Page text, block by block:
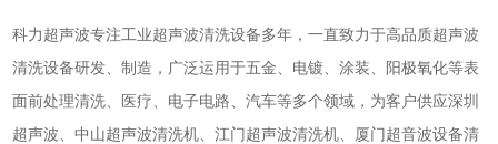
科力超声波专注工业超声波清洗设备多年，一直致力于高品质超声波
清洗设备研发、制造，广泛运用于五金、电镀、涂装、阳极氧化等表
面前处理清洗、医疗、电子电路、汽车等多个领域，为客户供应深圳
超声波、中山超声波清洗机 、江门超声波清洗机 、厦门超音波设备清